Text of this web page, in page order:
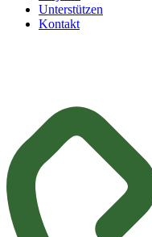
Unterstützen
Kontakt